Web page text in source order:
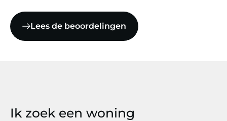
Lees de beoordelingen
Ik zoek een woning